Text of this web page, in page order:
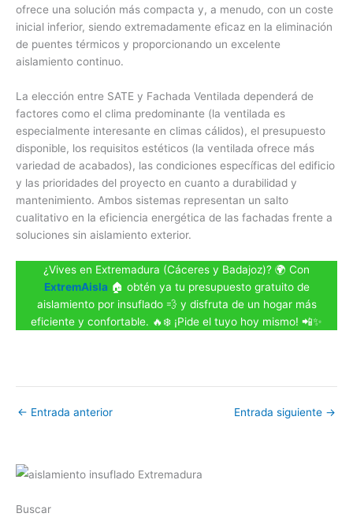
ofrece una solución más compacta y, a menudo, con un coste
inicial inferior, siendo extremadamente eficaz en la eliminación
de puentes térmicos y proporcionando un excelente
aislamiento continuo.
La elección entre SATE y Fachada Ventilada dependerá de
factores como el clima predominante (la ventilada es
especialmente interesante en climas cálidos), el presupuesto
disponible, los requisitos estéticos (la ventilada ofrece más
variedad de acabados), las condiciones específicas del edificio
y las prioridades del proyecto en cuanto a durabilidad y
mantenimiento. Ambos sistemas representan un salto
cualitativo en la eficiencia energética de las fachadas frente a
soluciones sin aislamiento exterior.
¿Vives en Extremadura (Cáceres y Badajoz)? 🌍 Con
ExtremAisla 🏠 obtén ya tu presupuesto gratuito de
aislamiento por insuflado 💨 y disfruta de un hogar más
eficiente y confortable. 🔥❄️ ¡Pide el tuyo hoy mismo! 📲✨
← Entrada anterior Entrada siguiente →
Buscar